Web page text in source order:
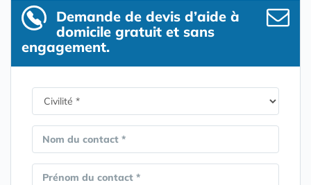
Demande de devis d’aide à
domicile gratuit et sans
engagement.
Nom du contact *
Prénom du contact *